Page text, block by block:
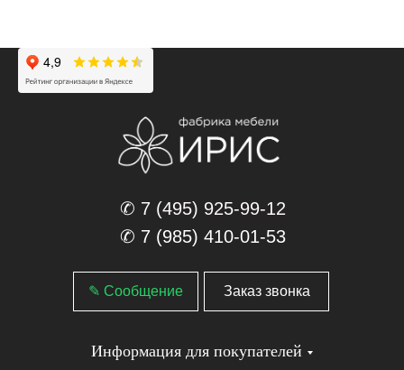
✆ 7 (495) 925-99-12
✆ 7 (985) 410-01-53
✎ Сообщение Заказ звонка
Информация для покупателей